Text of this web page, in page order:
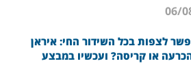
לצפות בכל השידור החי: איראן
או קריסה? ועכשיו במבצע